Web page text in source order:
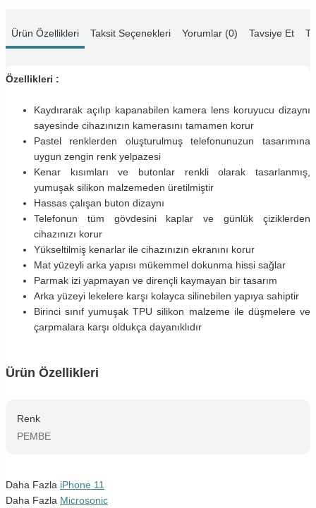
Ürün Özellikleri Taksit Seçenekleri Yorumlar (0) Tavsiye Et
Özellikleri :
Kaydırarak açılıp kapanabilen kamera lens koruyucu dizaynı
sayesinde cihazınızın kamerasını tamamen korur
Pastel renklerden oluşturulmuş telefonunuzun tasarımına
uygun zengin renk yelpazesi
Kenar kısımları ve butonlar renkli olarak tasarlanmış,
yumuşak silikon malzemeden üretilmiştir
Hassas çalışan buton dizaynı
Telefonun tüm gövdesini kaplar ve günlük çiziklerden
cihazınızı korur
Yükseltilmiş kenarlar ile cihazınızın ekranını korur
Mat yüzeyli arka yapısı mükemmel dokunma hissi sağlar
Parmak izi yapmayan ve dirençli kaymayan bir tasarım
Arka yüzeyi lekelere karşı kolayca silinebilen yapıya sahiptir
Birinci sınıf yumuşak TPU silikon malzeme ile düşmelere ve
çarpmalara karşı oldukça dayanıklıdır
Ürün Özellikleri
Renk
PEMBE
Daha Fazla iPhone 11
Daha Fazla Microsonic